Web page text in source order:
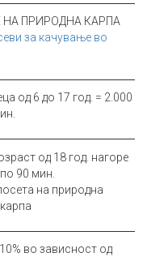
ПРИРОДНА КАРПА
за качување во
од 6 до 17 год. = 2.000
од 18 год. нагоре
90 мин.
на природна
во зависност од